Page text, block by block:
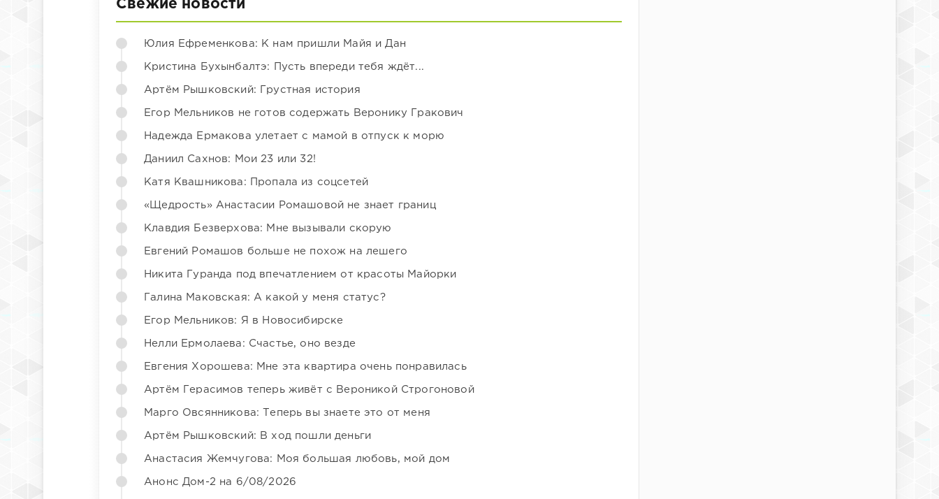
Свежие новости
Юлия Ефременкова: К нам пришли Майя и Дан
Кристина Бухынбалтэ: Пусть впереди тебя ждёт...
Артём Рышковский: Грустная история
Егор Мельников не готов содержать Веронику Гракович
Надежда Ермакова улетает с мамой в отпуск к морю
Даниил Сахнов: Мои 23 или 32!
Катя Квашникова: Пропала из соцсетей
«Щедрость» Анастасии Ромашовой не знает границ
Клавдия Безверхова: Мне вызывали скорую
Евгений Ромашов больше не похож на лешего
Никита Гуранда под впечатлением от красоты Майорки
Галина Маковская: А какой у меня статус?
Егор Мельников: Я в Новосибирске
Нелли Ермолаева: Счастье, оно везде
Евгения Хорошева: Мне эта квартира очень понравилась
Артём Герасимов теперь живёт с Вероникой Строгоновой
Марго Овсянникова: Теперь вы знаете это от меня
Артём Рышковский: В ход пошли деньги
Анастасия Жемчугова: Моя большая любовь, мой дом
Анонс Дом-2 на 6/08/2026